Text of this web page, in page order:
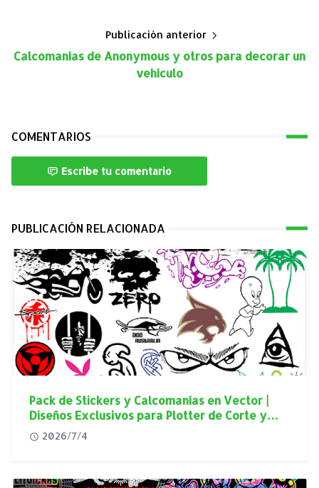
Publicación anterior
Calcomanías de Anonymous y otros para decorar un
vehículo
COMENTARIOS
Escribe tu comentario
PUBLICACIÓN RELACIONADA
Pack de Stickers y Calcomanías en Vector |
Diseños Exclusivos para Plotter de Corte y
Personalización Automotriz
2026/7/4